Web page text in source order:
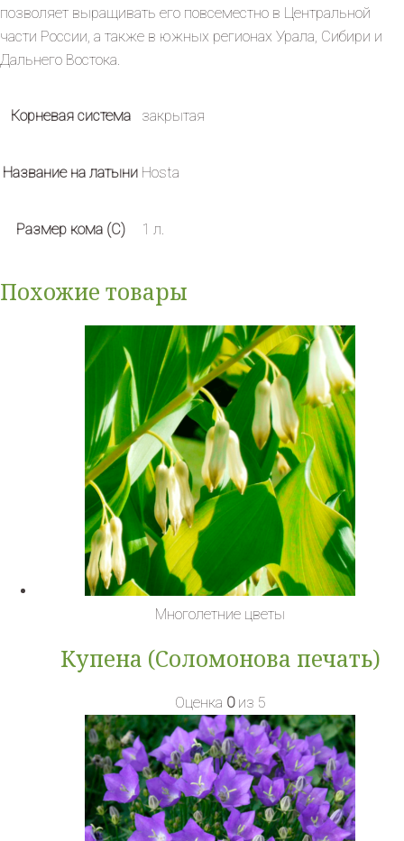
позволяет выращивать его повсеместно в Центральной
части России, а также в южных регионах Урала, Сибири и
Дальнего Востока.
Корневая система закрытая
Название на латыни Hosta
Размер кома (C) 1 л.
Похожие товары
Многолетние цветы
Купена (Соломонова печать)
Оценка 0из 5